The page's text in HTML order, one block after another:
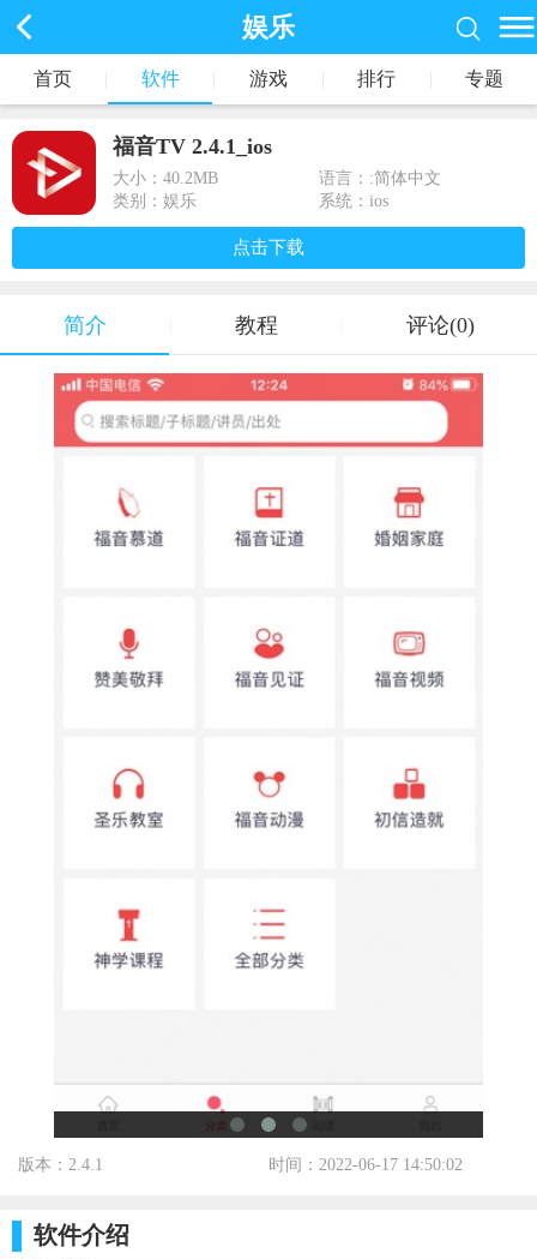
娱乐
首页 软件 游戏 排行 专题
福音TV 2.4.1_ios
大小： 40.2MB
语言：:简体中文
类别：娱乐
系统：ios
点击下载
简介 教程 评论(0)
版本：2.4.1 时间：2022-06-17 14:50:02
软件介绍